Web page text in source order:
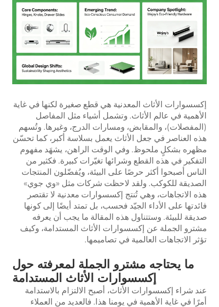
إكسسوارات الأثاث المعدنية هي قطع صغيرة لكنها في غاية
الأهمية في عالم الأثاث. وتشمل أشياء مثل المفاصل
(المفصلات)، والمقابض، ومسارات الدرج، وغيرها. وتُسهم
هذه العناصر في جعل الأثاث يعمل بسلاسة أكبر، كما تحسّن
مظهره بشكلٍ ملحوظ. وفي الوقت الراهن، يشهَد مفهوم
التفكير في هذه القطع وشرائها تغيّرات كبيرة. فكثير من
الناس أصبحوا أكثر حرصًا على البيئة، ويُفضّلون المنتجات
الصديقة للكوكب. ولقد لاحظت شركات مثل «وي جوي»
هذه الاتجاهات، وهي تُنتج إكسسوارات معدنية لا تقتصر
فائدتها على الأداء الجيّد فحسب، بل تمتد أيضًا إلى كونها
صديقة للبيئة. وستتناول هذه المقالة ما يجب أن يعرفه
مشترو الجملة عن إكسسوارات الأثاث المستدامة، وكيف
تؤثر الاتجاهات العالمية في تصاميمها.
ما يحتاجه مشترو الجملة لمعرفته حول
إكسسوارات الأثاث المستدامة
عند شراء إكسسوارات الأثاث، أصبح الالتزام بالاستدامة
أمرًا في غاية الأهمية في يومنا هذا. فالعديد من العملاء